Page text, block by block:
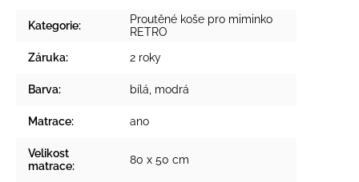
Kategorie:
Proutěné koše pro miminko
RETRO
Záruka: 2 roky
Barva: bílá modrá
Matrace: ano
Velikost
matrace: 80 x 50 cm